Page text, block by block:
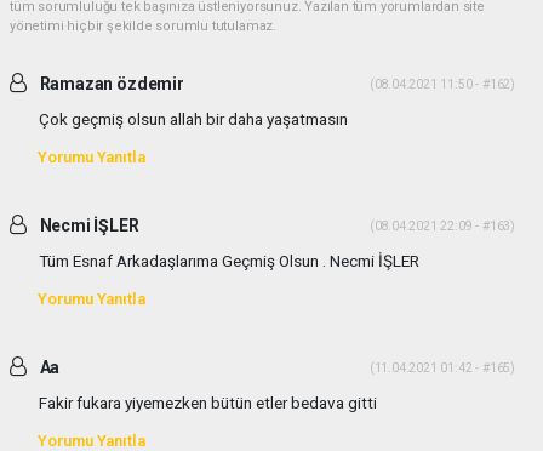
tüm sorumluluğu tek başınıza üstleniyorsunuz. Yazılan tüm yorumlardan site
yönetimi hiçbir şekilde sorumlu tutulamaz.
Ramazan özdemir (08.04.2021 11:50 - #162)
Çok geçmiş olsun allah bir daha yaşatmasın
Yorumu Yanıtla
Necmi İŞLER (08.04.2021 22:09 - #163)
Tüm Esnaf Arkadaşlarıma Geçmiş Olsun . Necmi İŞLER
Yorumu Yanıtla
Aa (11.04.2021 01:42 - #165)
Fakir fukara yiyemezken bütün etler bedava gitti
Yorumu Yanıtla